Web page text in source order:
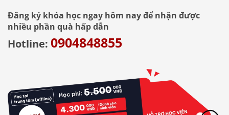
Đăng ký khóa học ngay hôm nay để nhận được
nhiều phần quà hấp dẫn
Hotline: 0904848855